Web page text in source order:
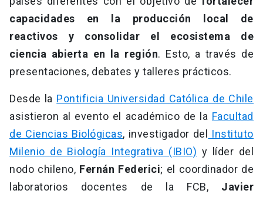
capacidades en la producción local de
reactivos y consolidar el ecosistema de
ciencia abierta en la región. Esto, a través de
presentaciones, debates y talleres prácticos.
Desde la Pontificia Universidad Católica de Chile
asistieron al evento el académico de la Facultad
de Ciencias Biológicas, investigador del
Instituto
Milenio de Biología Integrativa (IBIO) y líder del
nodo chileno, Fernán Federici; el coordinador de
laboratorios docentes de la FCB, Javier